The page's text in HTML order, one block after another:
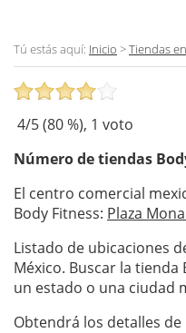
Tú estás aquí: Inicio >Tiendas
4/5 (80%), 1 voto
Número de tiendas
El centro comercial
Body Fitness: Plaza
Listado de ubicaciones
México. Buscar la tienda
un estado o una ciudad
Obtendrá los detalles de